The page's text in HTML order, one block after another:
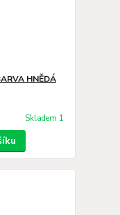
HNĚDÁ
Skladem 1